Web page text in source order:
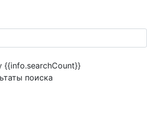
{{info.searchCount}}
поиска